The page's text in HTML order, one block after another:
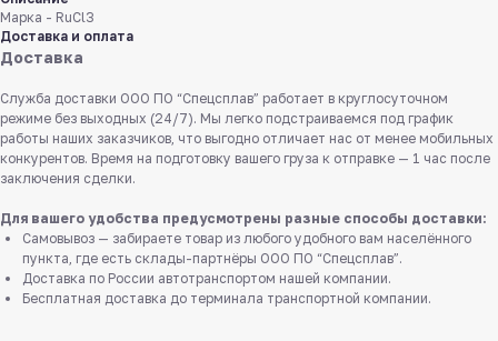
Марка - RuCl3
Доставка и оплата
Доставка
Служба доставки ООО ПО “Спецсплав” работает в круглосуточном
режиме без выходных (24/7). Мы легко подстраиваемся под график
работы наших заказчиков, что выгодно отличает нас от менее мобильных
конкурентов. Время на подготовку вашего груза к отправке — 1 час после
заключения сделки.
Для вашего удобства предусмотрены разные способы доставки:
Самовывоз — забираете товар из любого удобного вам населённого
пункта, где есть склады-партнёры ООО ПО “Спецсплав”.
Доставка по России автотранспортом нашей компании.
Бесплатная доставка до терминала транспортной компании.